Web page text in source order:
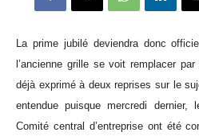
La prime jubilé deviendra donc
l’ancienne grille se voit remplacer
déjà exprimé à deux reprises sur le
entendue puisque mercredi
Comité central d’entreprise ont été